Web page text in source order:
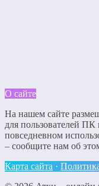
О сайте
На нашем сайте
для пользователей
повседневном
– сообщите нам об
Карта сайта ·